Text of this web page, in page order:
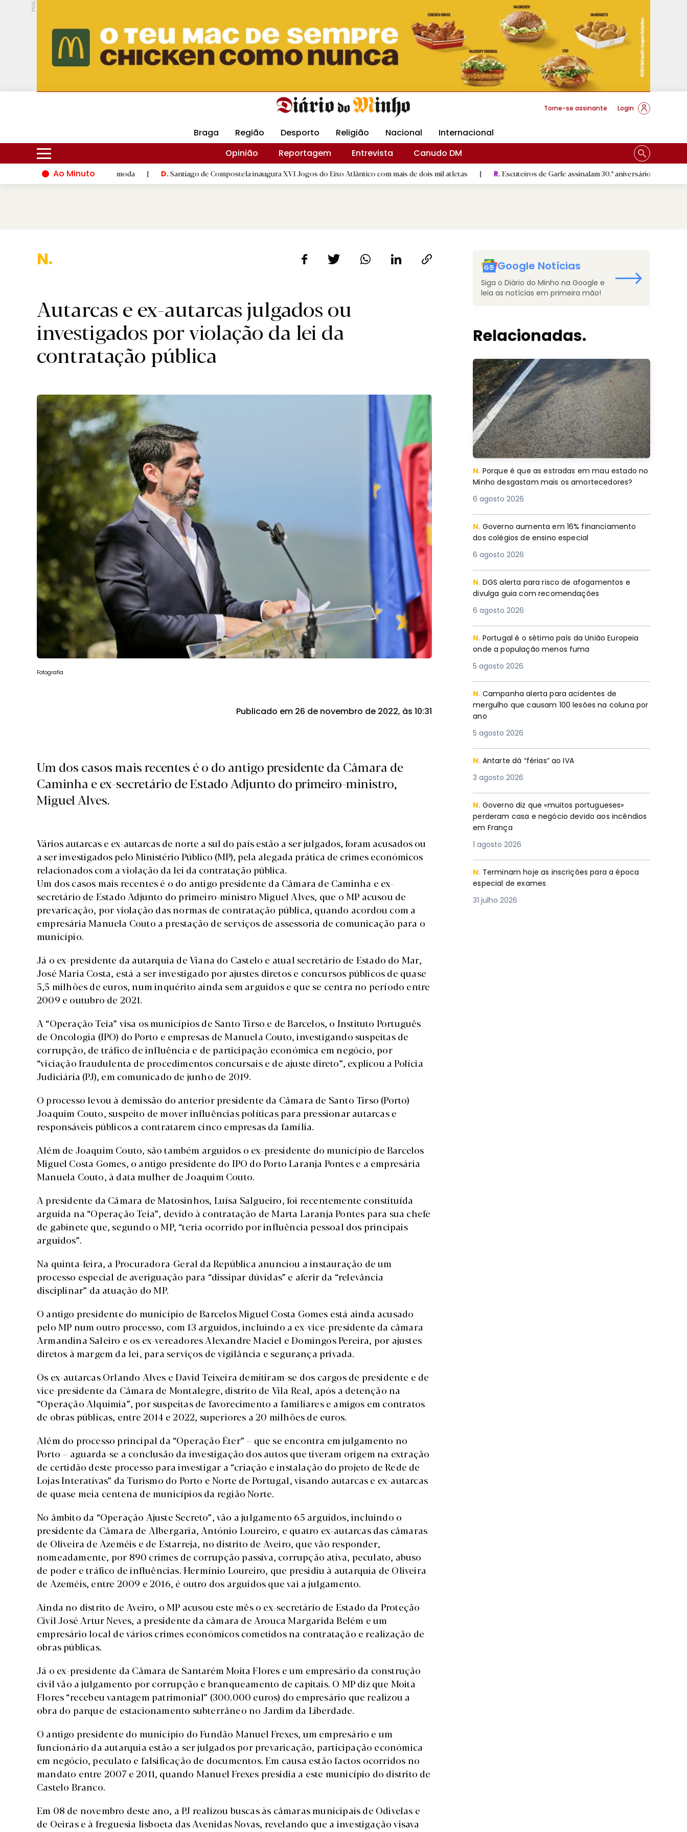
PUB.
Hoje 17ºC 25ºC DMtv Revista Minha Gráfica DM Livraria DM Arquidiocese Braga
Torne-se assinante Login
Braga Região Desporto Religião Nacional
Internacional
Opinião
Reportagem Entrevista
Canudo DM
Ao Minuto
do mundo da moda D.Santiago de Compostela inaugura XVI Jogos do Eixo Atlântico com mais de dois mil atletas | R.Escuteiros de Garfe assinalam 30.º aniversário em setembro
Nacion
Autarcas e ex-autarcas julgados ou
investigados por violação da lei da
contratação pública
Fotografia
Publicado em 26 de novembro de 2022, às 10:31
Um dos casos mais recentes é o do antigo presidente da Câmara de
Caminha e ex-secretário de Estado Adjunto do primeiro-ministro,
Miguel Alves.
Vários autarcas e ex-autarcas de norte a sul do país estão a ser julgados, foram acusados ou
a ser investigados pelo Ministério Público (MP), pela alegada prática de crimes económicos
relacionados com a violação da lei da contratação pública.
Um dos casos mais recentes é o do antigo presidente da Câmara de Caminha e ex-
secretário de Estado Adjunto do primeiro-ministro Miguel Alves, que o MP acusou de
prevaricação, por violação das normas de contratação pública, quando acordou com a
empresária Manuela Couto a prestação de serviços de assessoria de comunicação para o
município.
Já o ex-presidente da autarquia de Viana do Castelo e atual secretário de Estado do Mar,
José Maria Costa, está a ser investigado por ajustes diretos e concursos públicos de quase
5,5 milhões de euros, num inquérito ainda sem arguidos e que se centra no período entre
2009 e outubro de 2021.
A “Operação Teia” visa os municípios de Santo Tirso e de Barcelos, o Instituto Português
de Oncologia (IPO) do Porto e empresas de Manuela Couto, investigando suspeitas de
corrupção, de tráfico de influência e de participação económica em negócio, por
“viciação fraudulenta de procedimentos concursais e de ajuste direto”, explicou a Polícia
Judiciária (PJ), em comunicado de junho de 2019.
O processo levou à demissão do anterior presidente da Câmara de Santo Tirso (Porto)
Joaquim Couto, suspeito de mover influências políticas para pressionar autarcas e
responsáveis públicos a contratarem cinco empresas da família.
Além de Joaquim Couto, são também arguidos o ex-presidente do município de Barcelos
Miguel Costa Gomes, o antigo presidente do IPO do Porto Laranja Pontes e a empresária
Manuela Couto, à data mulher de Joaquim Couto.
A presidente da Câmara de Matosinhos, Luísa Salgueiro, foi recentemente constituída
arguida na “Operação Teia”, devido à contratação de Marta Laranja Pontes para sua chefe
de gabinete que, segundo o MP, “teria ocorrido por influência pessoal dos principais
arguidos”.
Na quinta-feira, a Procuradora-Geral da República anunciou a instauração de um
processo especial de averiguação para “dissipar dúvidas” e aferir da “relevância
disciplinar” da atuação do MP.
O antigo presidente do município de Barcelos Miguel Costa Gomes está ainda acusado
pelo MP num outro processo, com 13 arguidos, incluindo a ex-vice-presidente da câmara
Armandina Saleiro e os ex-vereadores Alexandre Maciel e Domingos Pereira, por ajustes
diretos à margem da lei, para serviços de vigilância e segurança privada.
Os ex-autarcas Orlando Alves e David Teixeira demitiram-se dos cargos de presidente e de
vice-presidente da Câmara de Montalegre, distrito de Vila Real, após a detenção na
“Operação Alquimia”, por suspeitas de favorecimento a familiares e amigos em contratos
de obras públicas, entre 2014 e 2022, superiores a 20 milhões de euros.
Além do processo principal da “Operação Éter” – que se encontra em julgamento no
Porto – aguarda-se a conclusão da investigação dos autos que tiveram origem na extração
de certidão deste processo para investigar a “criação e instalação do projeto de Rede de
Lojas Interativas” da Turismo do Porto e Norte de Portugal, visando autarcas e ex-autarcas
de quase meia centena de municípios da região Norte.
No âmbito da “Operação Ajuste Secreto”, vão a julgamento 65 arguidos, incluindo o
presidente da Câmara de Albergaria, António Loureiro, e quatro ex-autarcas das câmaras
de Oliveira de Azeméis e de Estarreja, no distrito de Aveiro, que vão responder,
nomeadamente, por 890 crimes de corrupção passiva, corrupção ativa, peculato, abuso
de poder e tráfico de influências. Hermínio Loureiro, que presidiu à autarquia de Oliveira
de Azeméis, entre 2009 e 2016, é outro dos arguidos que vai a julgamento.
Ainda no distrito de Aveiro, o MP acusou este mês o ex-secretário de Estado da Proteção
Civil José Artur Neves, a presidente da câmara de Arouca Margarida Belém e um
empresário local de vários crimes económicos cometidos na contratação e realização de
obras públicas.
Já o ex-presidente da Câmara de Santarém Moita Flores e um empresário da construção
civil vão a julgamento por corrupção e branqueamento de capitais. O MP diz que Moita
Flores “recebeu vantagem patrimonial” (300.000 euros) do empresário que realizou a
obra do parque de estacionamento subterrâneo no Jardim da Liberdade.
O antigo presidente do município do Fundão Manuel Frexes, um empresário e um
funcionário da autarquia estão a ser julgados por prevaricação, participação económica
em negócio, peculato e falsificação de documentos. Em causa estão factos ocorridos no
mandato entre 2007 e 2011, quando Manuel Frexes presidia a este município do distrito de
Castelo Branco.
Em 08 de novembro deste ano, a PJ realizou buscas às câmaras municipais de Odivelas e
de Oeiras e à freguesia lisboeta das Avenidas Novas, revelando que a investigação visava
Google Notícias
Siga o Diário do Minho na Google e
leia as notícias em primeira mão!
Relacionadas.
N. Porque é que as estradas em mau estado no
Minho desgastam mais os amortecedores?
6 agosto 2026
N. Governo aumenta em 16% financiamento
dos colégios de ensino especial
6 agosto 2026
N. DGS alerta para risco de afogamentos e
divulga guia com recomendações
6 agosto 2026
N. Portugal é o sétimo país da União Europeia
onde a população menos fuma
5 agosto 2026
N. Campanha alerta para acidentes de
mergulho que causam 100 lesões na coluna por
ano
5 agosto 2026
N. Antarte dá “férias” ao IVA
3 agosto 2026
N. Governo diz que «muitos portugueses»
perderam casa e negócio devido aos incêndios
em França
1 agosto 2026
N. Terminam hoje as inscrições para a época
especial de exames
31 julho 2026